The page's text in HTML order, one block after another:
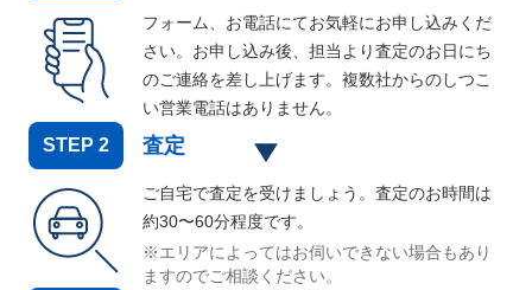
フォーム、お電話にてお気軽にお申し込みくだ
さい。お申し込み後、担当より査定のお日にち
のご連絡を差し上げます。複数社からのしつこ
い営業電話はありません。
STEP 2 査定
ご自宅で査定を受けましょう。査定のお時間は
約30〜60分程度です。
※エリアによってはお伺いできない場合もあり
ますのでご相談ください。